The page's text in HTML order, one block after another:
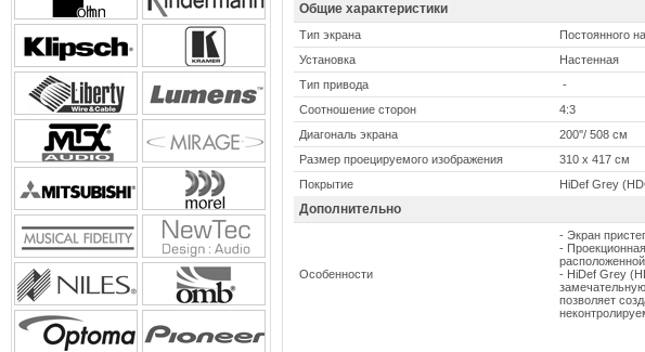
Общие характеристики
Тип экрана
Постоянного
Установка
Настенная
Тип привода
-
Соотношение сторон
4:3
Диагональ экрана
200''/ 508 см
Размер проецируемого изображения
310 x 417 см
Покрытие
HiDef Grey
Дополнительно
Особенности
- Экран
-
- HiDef Grey
позволяет